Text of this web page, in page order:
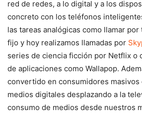
red de redes, a lo digital y a los
concreto con los teléfonos
las tareas analógicas como llamar
fijo y hoy realizamos llamadas por
series de ciencia ficción por Netflix o
de aplicaciones como Wallapop.
convertido en consumidores masivos
medios digitales desplazando a la
consumo de medios desde nuestros